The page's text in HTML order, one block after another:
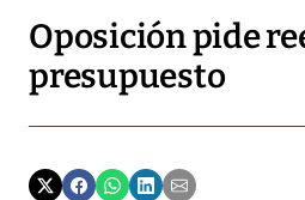
Oposición pide
presupuesto